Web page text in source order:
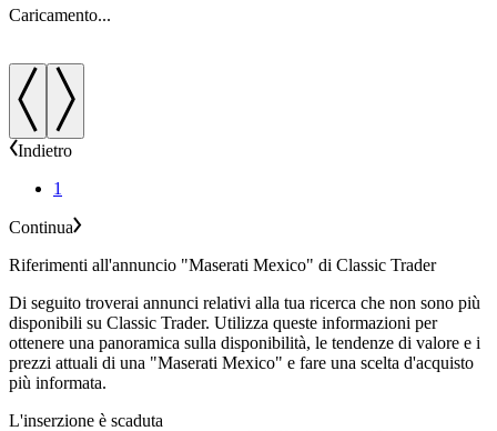
Caricamento...
Indietro
1
Continua
Riferimenti all'annuncio "Maserati Mexico" di Classic Trader
Di seguito troverai annunci relativi alla tua ricerca che non sono più
disponibili su Classic Trader. Utilizza queste informazioni per
ottenere una panoramica sulla disponibilità, le tendenze di valore e i
prezzi attuali di una "Maserati Mexico" e fare una scelta d'acquisto
più informata.
L'inserzione è scaduta